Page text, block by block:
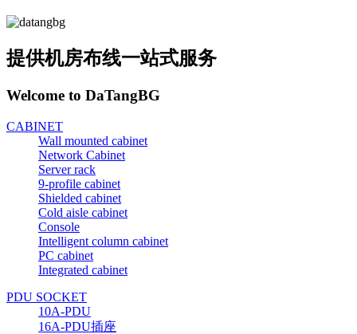
提供机房布线一站式服务
Welcome to DaTangBG
CABINET
Wall mounted cabinet
Network Cabinet
Server rack
9-profile cabinet
Shielded cabinet
Cold aisle cabinet
Console
Intelligent column cabinet
PC cabinet
Integrated cabinet
PDU SOCKET
10A-PDU
16A-PDU插座